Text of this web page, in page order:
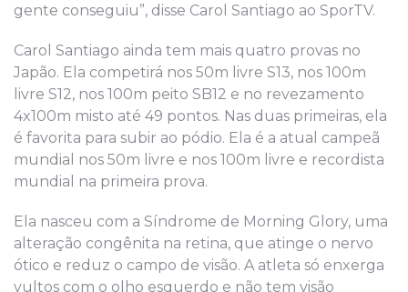
gente conseguiu”, disse Carol Santiago ao SporTV.
Carol Santiago ainda tem mais quatro provas no
Japão. Ela competirá nos 50m livre S13, nos 100m
livre S12, nos 100m peito SB12 e no revezamento
4x100m misto até 49 pontos. Nas duas primeiras, ela
é favorita para subir ao pódio. Ela é a atual campeã
mundial nos 50m livre e nos 100m livre e recordista
mundial na primeira prova.
Ela nasceu com a Síndrome de Morning Glory, uma
alteração congênita na retina, que atinge o nervo
ótico e reduz o campo de visão. A atleta só enxerga
vultos com o olho esquerdo e não tem visão